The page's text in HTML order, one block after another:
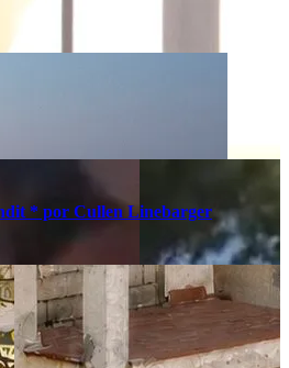
* por Cullen Linebarger